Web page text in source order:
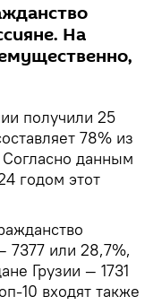
На
получили 25
78% из
данным
годом этот
7377 или 28,7%,
Грузии — 1731
10 входят также